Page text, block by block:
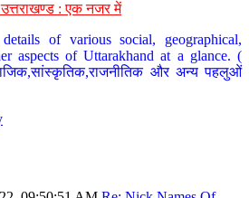
: एक नजर में
of various social, geographical,
aspects of Uttarakhand at a glance. (
और अन्य पहलुओं